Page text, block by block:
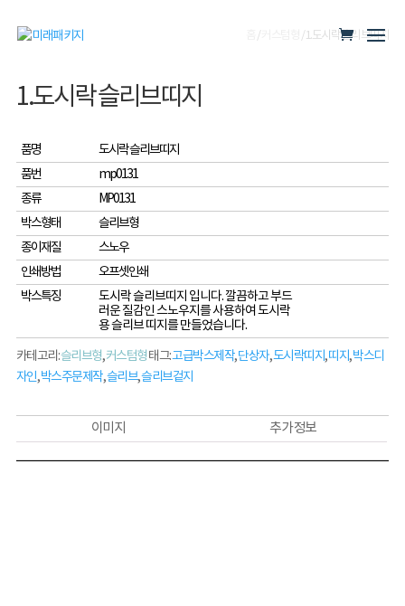
/ / 1.도시락 슬리브띠지
1.도시락 슬리브띠지
품명
도시락 슬리브띠지
품번
mp0131
종류
MP0131
박스형태
슬리브형
종이재질
스노우
인쇄방법
오프셋인쇄
박스특징
도시락 슬리브띠지 입니다. 깔끔하고 부드
러운 질감인 스노우지를 사용하여 도시락
용 슬리브 띠지를 만들었습니다.
카테고리:슬리브형,커스텀형태그:고급박스제작,단상자,도시락띠지,띠지,박스디
자인,박스주문제작,슬리브,슬리브겉지
이미지 추가 정보